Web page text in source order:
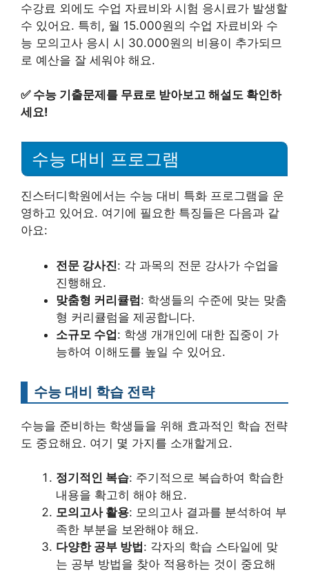
수강료 외에도 수업 자료비와 시험 응시료가 발생할
수 있어요. 특히, 월 15.000원의 수업 자료비와 수
능 모의고사 응시 시 30.000원의 비용이 추가되므
로 예산을 잘 세워야 해요.
✅ 수능 기출문제를 무료로 받아보고 해설도 확인하
세요!
수능 대비 프로그램
진스터디학원에서는 수능 대비 특화 프로그램을 운
영하고 있어요. 여기에 필요한 특징들은 다음과 같
아요:
전문 강사진: 각 과목의 전문 강사가 수업을
진행해요.
맞춤형 커리큘럼: 학생들의 수준에 맞는 맞춤
형 커리큘럼을 제공합니다.
소규모 수업: 학생 개개인에 대한 집중이 가
능하여 이해도를 높일 수 있어요.
수능 대비 학습 전략
수능을 준비하는 학생들을 위해 효과적인 학습 전략
도 중요해요. 여기 몇 가지를 소개할게요.
정기적인 복습: 주기적으로 복습하여 학습한
내용을 확고히 해야 해요.
모의고사 활용: 모의고사 결과를 분석하여 부
족한 부분을 보완해야 해요.
다양한 공부 방법 : 각자의 학습 스타일에 맞
는 공부 방법을 찾아 적용하는 것이 중요해